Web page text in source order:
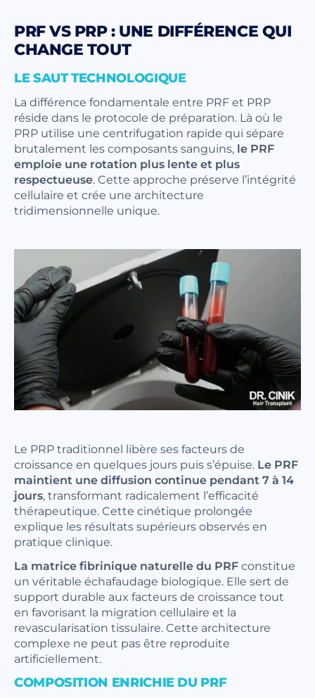
PRF VS PRP : UNE DIFFÉRENCE QUI
CHANGE TOUT
LE SAUT TECHNOLOGIQUE
La différence fondamentale entre PRF et PRP
réside dans le protocole de préparation. Là où le
PRP utilise une centrifugation rapide qui sépare
brutalement les composants sanguins, le PRF
emploie une rotation plus lente et plus
respectueuse. Cette approche préserve l’intégrité
cellulaire et crée une architecture
tridimensionnelle unique.
Le PRP traditionnel libère ses facteurs de
croissance en quelques jours puis s’épuise. Le PRF
maintient une diffusion continue pendant 7 à 14
jours, transformant radicalement l’efficacité
thérapeutique. Cette cinétique prolongée
explique les résultats supérieurs observés en
pratique clinique.
La matrice fibrinique naturelle du PRFconstitue
un véritable échafaudage biologique. Elle sert de
support durable aux facteurs de croissance tout
en favorisant la migration cellulaire et la
revascularisation tissulaire. Cette architecture
complexe ne peut pas être reproduite
artificiellement.
COMPOSITION ENRICHIE DU PRF